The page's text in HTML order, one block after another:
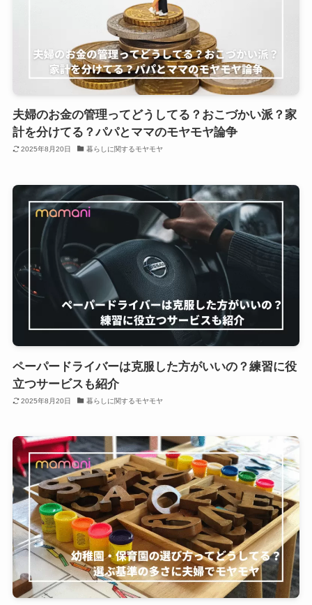
夫婦のお金の管理ってどうしてる？おこづかい派？家
計を分けてる？パパとママのモヤモヤ論争
2025年8月20日 暮らしに関するモヤモヤ
ペーパードライバーは克服した方がいいの？練習に役
立つサービスも紹介
2025年8月20日 暮らしに関するモヤモヤ